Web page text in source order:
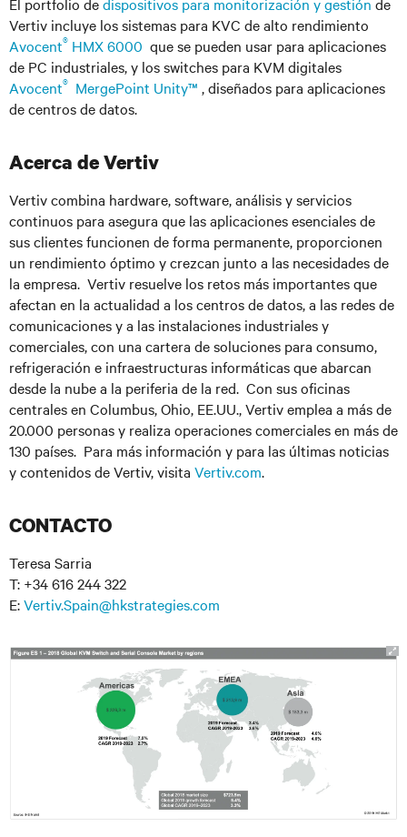
Vertiv incluye los sistemas para KVC de alto rendimiento
Avocent® HMX 6000 que se pueden usar para aplicaciones
de PC industriales, y los switches para KVM digitales
Avocent® MergePoint Unity™ ,diseñados para aplicaciones
de centros de datos.
Acerca de Vertiv
Vertiv combina hardware, software, análisis y servicios
continuos para asegura que las aplicaciones esenciales de
sus clientes funcionen de forma permanente, proporcionen
un rendimiento óptimo y crezcan junto a las necesidades de
la empresa. Vertiv resuelve los retos más importantes que
afectan en la actualidad a los centros de datos, a las redes de
comunicaciones y a las instalaciones industriales y
comerciales, con una cartera de soluciones para consumo,
refrigeración e infraestructuras informáticas que abarcan
desde la nube a la periferia de la red. Con sus oficinas
centrales en Columbus, Ohio, EE.UU., Vertiv emplea a más de
20.000 personas y realiza operaciones comerciales en más de
130 países. Para más información y para las últimas noticias
y contenidos de Vertiv, visita Vertiv.com.
CONTACTO
Teresa Sarria
T: +34 616 244 322
E:Vertiv.Spain@hkstrategies.com